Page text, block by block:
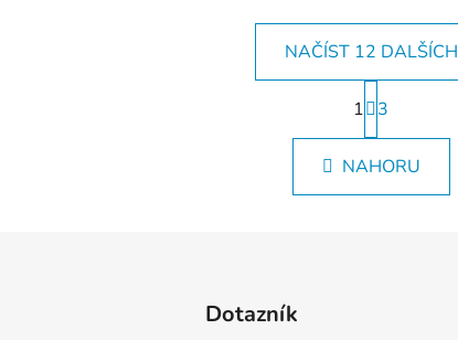
O
v
l
á
NAČÍST 12 DALŠÍCH
S
t
r
n
k
1 3
NAHORU
Dotazník